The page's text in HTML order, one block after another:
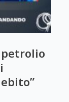
petrolio